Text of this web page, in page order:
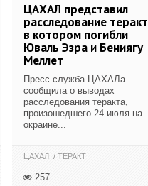
ЦАХАЛ представил
расследование
в котором погибли
Юваль Эзра и Бениягу
Меллет
Пресс-служба ЦАХАЛа
сообщила о выводах
расследования теракта,
произошедшего 24 июля на
окраине...
ЦАХАЛ ТЕРАКТ
257